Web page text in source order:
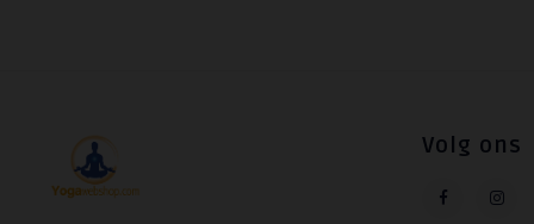
Volg ons